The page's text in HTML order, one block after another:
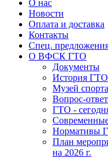
О нас
Новости
Оплата и доставка
Контакты
Спец.
О ВФСК ГТО
Документы
История ГТО
Музей спорта
Вопрос-ответ
ГТО -
Нормативы
План
на 2026 г.